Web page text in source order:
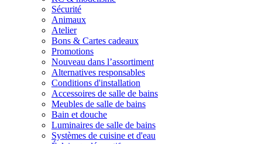
Sécurité
Animaux
Atelier
Bons & Cartes cadeaux
Promotions
Nouveau dans l’assortiment
Alternatives responsables
Conditions d'installation
Accessoires de salle de bains
Meubles de salle de bains
Bain et douche
Luminaires de salle de bains
Systèmes de cuisine et d'eau